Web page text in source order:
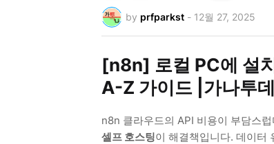
by prfparkst - 12월 27, 2025
[n8n] 로컬 PC에 설
A-Z 가이드 |가나투
n8n 클라우드의 API 비용이 부담스
셀프 호스팅이 해결책입니다. 데이터